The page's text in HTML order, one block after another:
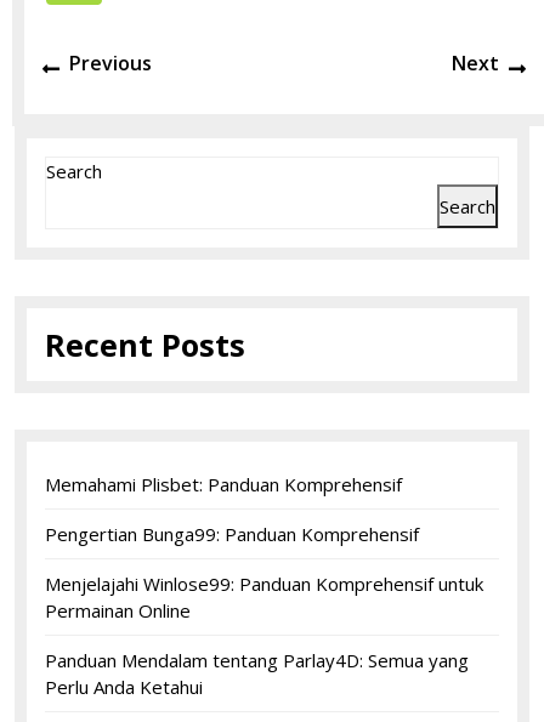
Post
navigation
Previous Next
Search
Search
Recent Posts
Memahami Plisbet: Panduan Komprehensif
Pengertian Bunga99: Panduan Komprehensif
Menjelajahi Winlose99: Panduan Komprehensif untuk
Permainan Online
Panduan Mendalam tentang Parlay4D: Semua yang
Perlu Anda Ketahui